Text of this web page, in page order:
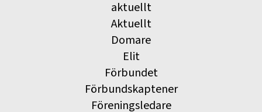
aktuellt
Aktuellt
Domare
Elit
Förbundet
Förbundskaptener
Föreningsledare